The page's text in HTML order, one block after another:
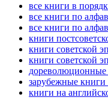
все книги в
все книги по
все книги по
книги
книги советской
книги советской
дореволюционные
зарубежные книги
книги на